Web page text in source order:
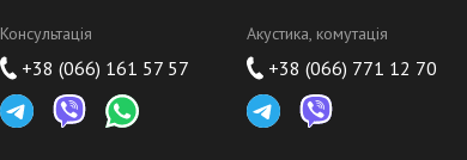
Консультація
+38 (066) 161 57 57
Акустика, комутація
+38 (066) 771 12 70